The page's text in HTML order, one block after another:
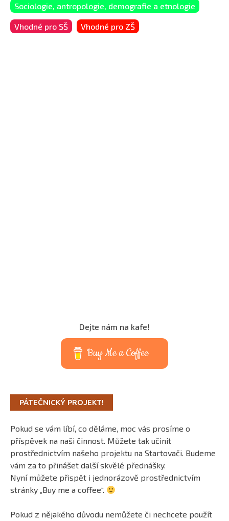
Sociologie, antropologie, demografie a etnologie
Vhodné pro SŠ Vhodné pro ZŠ
Dejte nám na kafe!
Buy Me a Coffee
PÁTEČNICKÝ PROJEKT!
Pokud se vám líbí, co děláme, moc vás prosíme o
příspěvek na naši činnost. Můžete tak učinit
prostřednictvím našeho projektu na Startovači. Budeme
vám za to přinášet další skvělé přednášky.
Nyní můžete přispět i jednorázově prostřednictvím
stránky „Buy me a coffee“.
Pokud z nějakého důvodu nemůžete či nechcete použít